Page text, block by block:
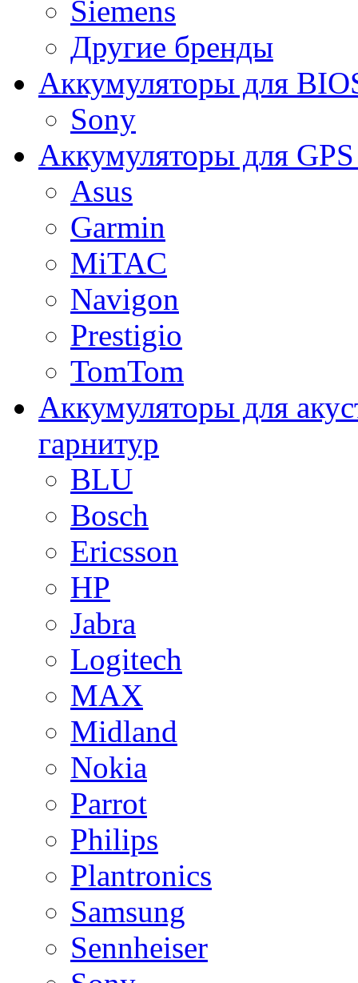
Siemens
Другие бренды
Аккумуляторы для
Sony
Аккумуляторы для GPS
Asus
Garmin
MiTAC
Navigon
Prestigio
TomTom
Аккумуляторы для
гарнитур
BLU
Bosch
Ericsson
HP
Jabra
Logitech
MAX
Midland
Nokia
Parrot
Philips
Plantronics
Samsung
Sennheiser